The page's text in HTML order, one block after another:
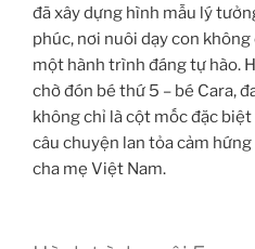
đã xây dựng hình mẫu lý
phúc, nơi nuôi dạy con
một hành trình đáng tự hào.
chờ đón bé thứ 5 – bé Cara,
không chỉ là cột mốc đặc
câu chuyện lan tỏa cảm
cha mẹ Việt Nam.